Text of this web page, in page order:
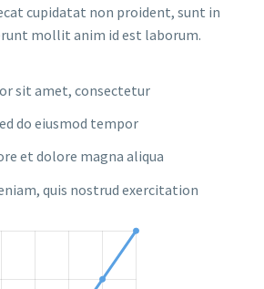
cupidatat non proident, sunt in
mollit anim id est laborum.
sit amet, consectetur
do eiusmod tempor
et dolore magna aliqua
quis nostrud exercitation